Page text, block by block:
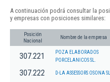
A continuación podrá consultar la
y empresas con posiciones similares:
Posición
Nacional
Nombre de la empresa
307.221
POZA ELABORADOS
PORCELANICOS SL.
307.222 D-LA ASSESSORS OSONA SL.